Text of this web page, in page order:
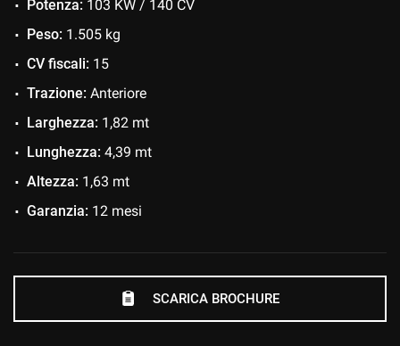
Immobilizzatore elettronico
Isofix
MP3
Sedile posteriore sdoppiato
Sensore di luce
Sensori di parcheggio posteriori
Servosterzo
Touch screen
USB
Potenza: 103 KW / 140 CV
Peso: 1.505 kg
CV fiscali: 15
Trazione: Anteriore
Larghezza: 1,82 mt
Lunghezza: 4,39 mt
Altezza: 1,63 mt
Garanzia: 12 mesi
SCARICA BROCHURE